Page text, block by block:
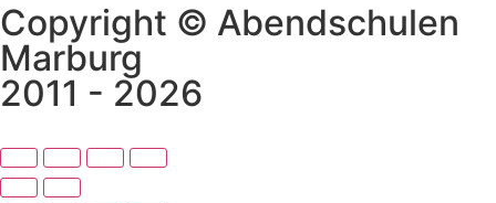
Copyright © Abendschulen
Marburg
2011 - 2026